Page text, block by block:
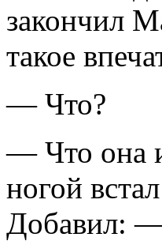
закончил
такое
— Что?
— Что она
ногой
Добавил: